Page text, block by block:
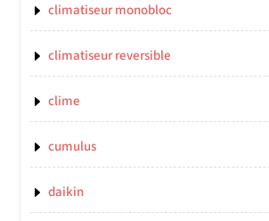
climatiseur monobloc
climatiseur reversible
clime
cumulus
daikin